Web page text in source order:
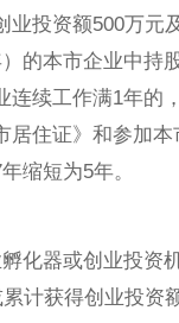
业投资额500万元
的本市企业中持
连续工作满1年的
居住证》和参加
缩短为5年。
化器或创业投资
计获得创业投资